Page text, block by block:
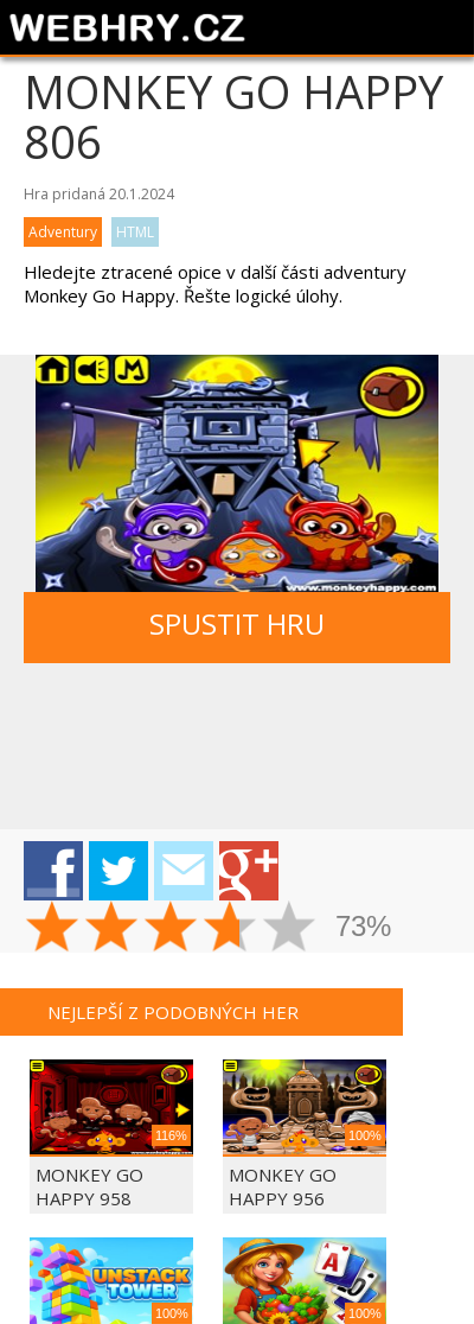
MONKEY GO HAPPY
806
Hra pridaná 20.1.2024
Adventury
HTML
Hledejte ztracené opice v další části adventury
Monkey Go Happy. Řešte logické úlohy.
SPUSTIT HRU
73%
NEJLEPŠÍ Z PODOBNÝCH HER
116%
MONKEY GO
HAPPY 958
100%
MONKEY GO
HAPPY 956
100% 100%